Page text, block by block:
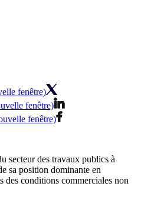
fenêtre)
fenêtre)
fenêtre)
secteur des travaux publics à
sa position dominante en
des conditions commerciales non